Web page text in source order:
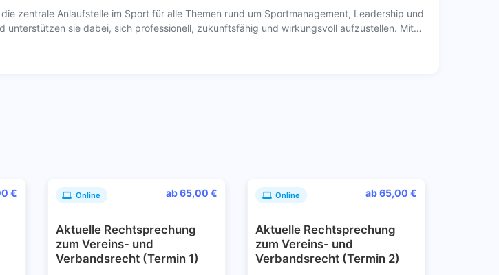
zentrale Anlaufstelle im Sport für alle Themen rund um Sportmanagement, Leadership und
sie dabei, sich professionell, zukunftsfähig und wirkungsvoll aufzustellen. Mit…
€ Online ab 65,00 €
Aktuelle Rechtsprechung
zum Vereins- und
Verbandsrecht (Termin 1)
Online ab 65,00 €
Aktuelle Rechtsprechung
zum Vereins- und
Verbandsrecht (Termin 2)